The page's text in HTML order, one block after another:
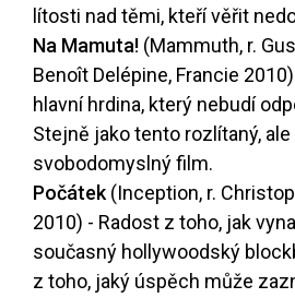
lítosti nad těmi, kteří věřit
Na Mamuta! (Mammuth, r.
Benoît Delépine, Francie
hlavní hrdina, který nebudí
Stejně jako tento rozlítaný,
svobodomyslný film.
Počátek(Inception, r.
2010) - Radost z toho, jak
současný hollywoodský
z toho, jaký úspěch může